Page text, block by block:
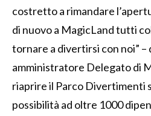
costretto a rimandare
di nuovo a MagicLand tutti
tornare a divertirsi con noi” –
amministratore Delegato di
riaprire il Parco Divertimenti
possibilità ad oltre 1000